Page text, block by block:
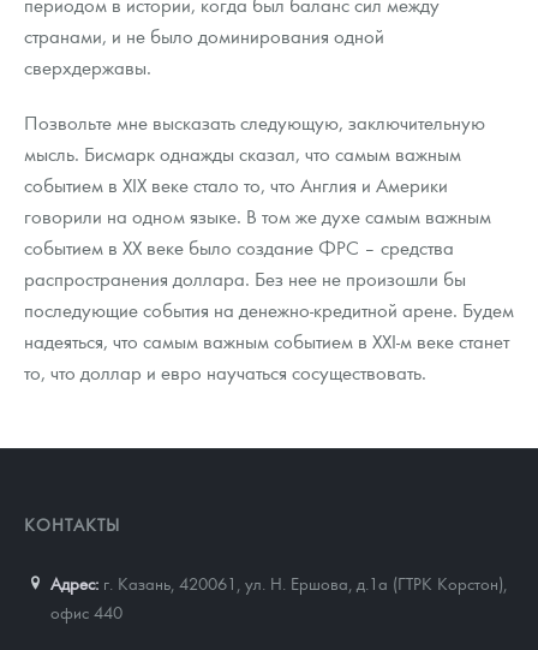
странами, и не было доминирования одной
сверхдержавы.
Позвольте мне высказать следующую, заключительную
мысль. Бисмарк однажды сказал, что самым важным
событием в XIX веке стало то, что Англия и Америки
говорили на одном языке. В том же духе самым важным
событием в ХХ веке было создание ФРС – средства
распространения доллара. Без нее не произошли бы
последующие события на денежно-кредитной арене. Будем
надеяться, что самым важным событием в XXI-м веке станет
то, что доллар и евро научаться сосуществовать.
КОНТАКТЫ
Адрес: г. Казань, 420061 ул. Н. Ершова, д.1а (ГТРК Корстон),
офис 440